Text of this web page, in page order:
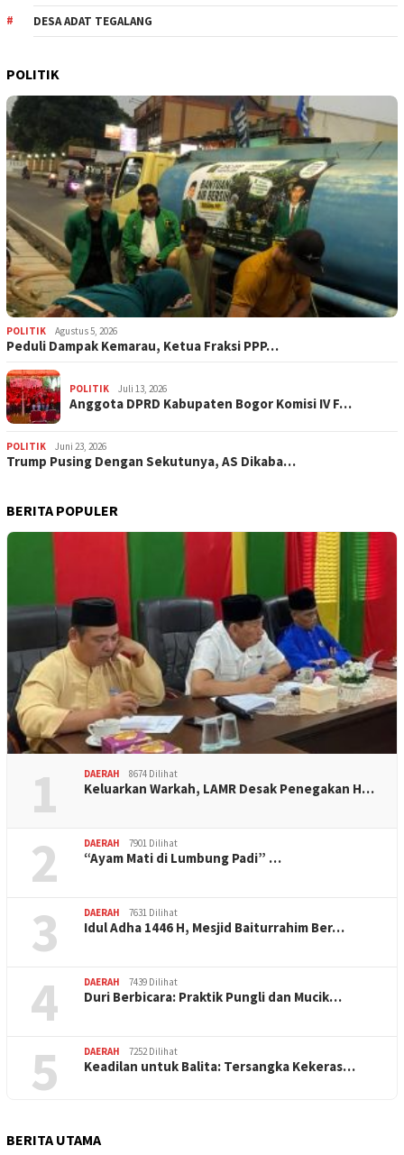
DESA ADAT TEGALANG
POLITIK
POLITIK Agustus 5, 2026
‎Peduli Dampak Kemarau, Ketua Fraksi PPP…
POLITIK Juli 13, 2026
Anggota DPRD Kabupaten Bogor Komisi IV F…
POLITIK Juni 23, 2026
Trump Pusing Dengan Sekutunya, AS Dikaba…
BERITA POPULER
1 DAERAH 8674 Dilihat
Keluarkan Warkah, LAMR Desak Penegakan H…
2 DAERAH 7901 Dilihat
“Ayam Mati di Lumbung Padi” …
3 DAERAH 7631 Dilihat
Idul Adha 1446 H, Mesjid Baiturrahim Ber…
4 DAERAH 7439 Dilihat
Duri Berbicara: Praktik Pungli dan Mucik…
5 DAERAH 7252 Dilihat
Keadilan untuk Balita: Tersangka Kekeras…
BERITA UTAMA